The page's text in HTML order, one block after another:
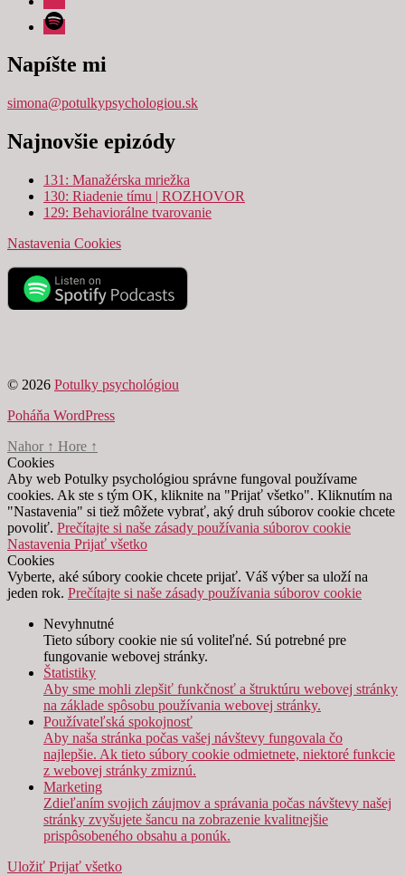
Spotify
Napíšte mi
simona@potulkypsychologiou.sk
Najnovšie epizódy
131: Manažérska mriežka
130: Riadenie tímu | ROZHOVOR
129: Behaviorálne tvarovanie
Nastavenia Cookies
© 2026 Potulky psychológiou
Poháňa WordPress
Nahor ↑ Hore ↑
Cookies
Aby web Potulky psychológiou správne fungoval používame
cookies. Ak ste s tým OK, kliknite na "Prijať všetko". Kliknutím na
"Nastavenia" si tiež môžete vybrať, aký druh súborov cookie chcete
povoliť. Prečítajte si naše zásady používania súborov cookie
Nastavenia Prijať všetko
Cookies
Vyberte, aké súbory cookie chcete prijať. Váš výber sa uloží na
jeden rok. Prečítajte si naše zásady používania súborov cookie
Nevyhnutné
Tieto súbory cookie nie sú voliteľné. Sú potrebné pre
fungovanie webovej stránky.
Štatistiky
Aby sme mohli zlepšiť funkčnosť a štruktúru webovej stránky
na základe spôsobu používania webovej stránky.
Používateľská spokojnosť
Aby naša stránka počas vašej návštevy fungovala čo
najlepšie. Ak tieto súbory cookie odmietnete, niektoré funkcie
z webovej stránky zmiznú.
Marketing
Zdieľaním svojich záujmov a správania počas návštevy našej
stránky zvyšujete šancu na zobrazenie kvalitnejšie
prispôsobeného obsahu a ponúk.
Uložiť Prijať všetko